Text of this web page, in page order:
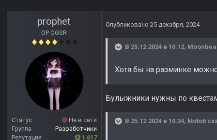
prophet
OP OGSR
Статус
Не в сети
Группа
Разработчики
Репутация
1 617
Опубликовано 25 декабря, 2024
В 25.12.2024 в 10:12,
Хотя бы на разминке
Булыжники нужны по
В 25.12.2024 в 10:34, ktoto6